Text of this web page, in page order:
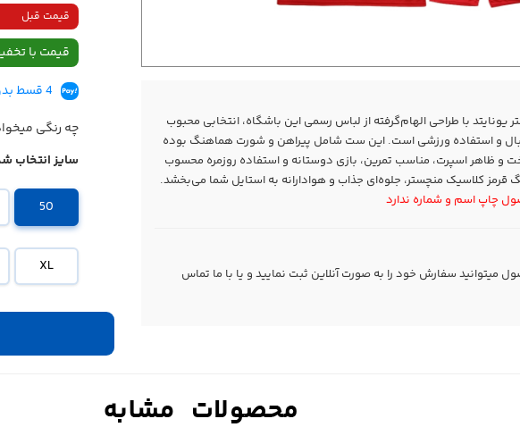
با طراحی الهام‌گرفته از لباس رسمی این باشگاه، انتخابی محبوب
و استفاده ورزشی است. این ست شامل پیراهن و شورت هماهنگ بوده
و ظاهر اسپرت، مناسب تمرین، بازی دوستانه و استفاده روزمره محسوب
کلاسیک منچستر، جلوه‌ای جذاب و هوادارانه به استایل شما می‌بخشد.
میتوانید سفارش خود را به صورت آنلاین ثبت نمایید و یا با ما تماس
قیمت قبل
قیمت با
4 قسط بدون کارمزد، ماهانه 199,500 تومان
چه رنگی
سایز انتخاب
50
XL